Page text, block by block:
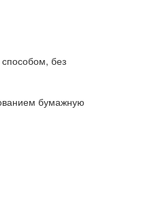
без
бумажную